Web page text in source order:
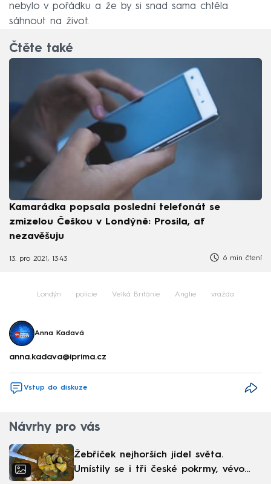
nebylo v pořádku a že by si snad sama chtěla
sáhnout na život.
Čtěte také
Kamarádka popsala poslední telefonát se
zmizelou Češkou v Londýně: Prosila, ať
nezavěšuju
13. pro 2021, 13:43 6 min čtení
Londýn policie Velká Británie Anglie vražda
Anna Kadavá
anna.kadava@iprima.cz
Vstup do diskuze
Návrhy pro vás
Žebříček nejhorších jídel světa.
Umístily se i tři české pokrmy, vévodí